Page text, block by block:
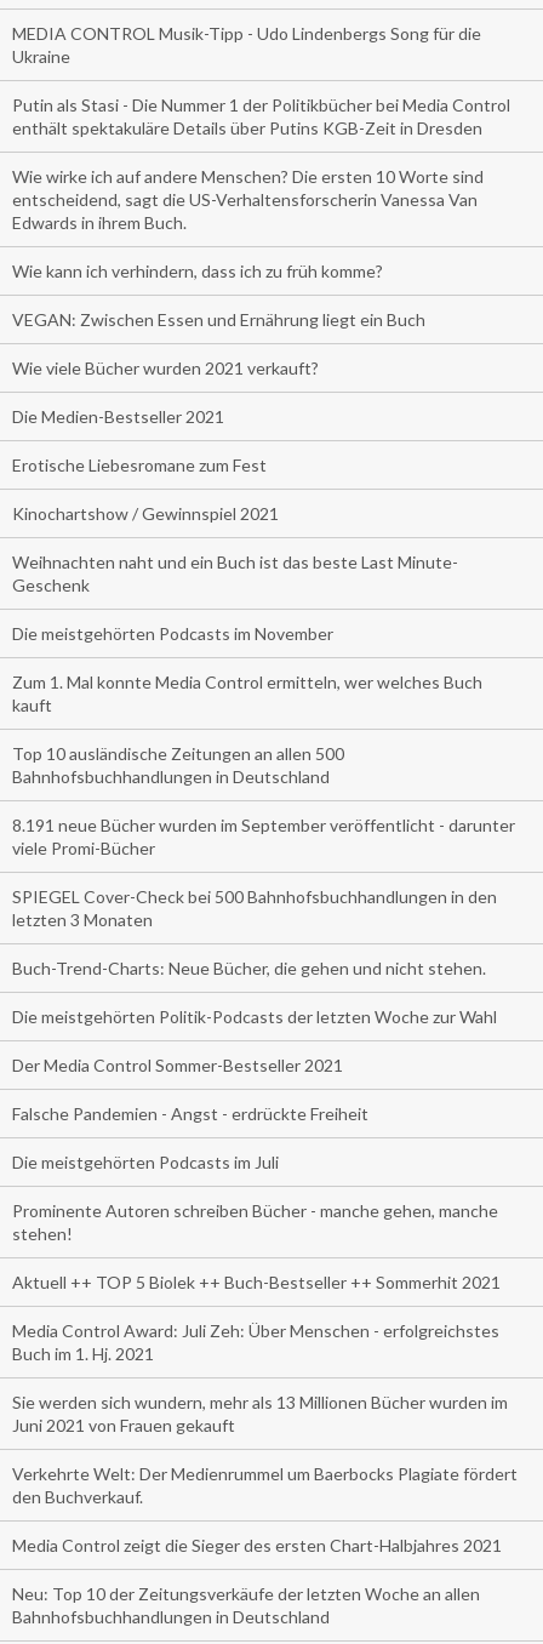
MEDIA CONTROL Musik-Tipp - Udo Lindenbergs Song für die
Ukraine
Putin als Stasi - Die Nummer 1 der Politikbücher bei Media Control
enthält spektakuläre Details über Putins KGB-Zeit in Dresden
Wie wirke ich auf andere Menschen? Die ersten 10 Worte sind
entscheidend, sagt die US-Verhaltensforscherin Vanessa Van
Edwards in ihrem Buch.
Wie kann ich verhindern, dass ich zu früh komme?
VEGAN: Zwischen Essen und Ernährung liegt ein Buch
Wie viele Bücher wurden 2021 verkauft?
Die Medien-Bestseller 2021
Erotische Liebesromane zum Fest
Kinochartshow / Gewinnspiel 2021
Weihnachten naht und ein Buch ist das beste Last Minute-
Geschenk
Die meistgehörten Podcasts im November
Zum 1. Mal konnte Media Control ermitteln, wer welches Buch
kauft
Top 10 ausländische Zeitungen an allen 500
Bahnhofsbuchhandlungen in Deutschland
8.191 neue Bücher wurden im September veröffentlicht - darunter
viele Promi-Bücher
SPIEGEL Cover-Check bei 500 Bahnhofsbuchhandlungen in den
letzten 3 Monaten
Buch-Trend-Charts: Neue Bücher, die gehen und nicht stehen.
Die meistgehörten Politik-Podcasts der letzten Woche zur Wahl
Der Media Control Sommer-Bestseller 2021
Falsche Pandemien - Angst - erdrückte Freiheit
Die meistgehörten Podcasts im Juli
Prominente Autoren schreiben Bücher - manche gehen, manche
stehen!
Aktuell ++ TOP 5 Biolek ++ Buch-Bestseller ++ Sommerhit 2021
Media Control Award: Juli Zeh: Über Menschen - erfolgreichstes
Buch im 1. Hj. 2021
Sie werden sich wundern, mehr als 13 Millionen Bücher wurden im
Juni 2021 von Frauen gekauft
Verkehrte Welt: Der Medienrummel um Baerbocks Plagiate fördert
den Buchverkauf.
Media Control zeigt die Sieger des ersten Chart-Halbjahres 2021
Neu: Top 10 der Zeitungsverkäufe der letzten Woche an allen
Bahnhofsbuchhandlungen in Deutschland